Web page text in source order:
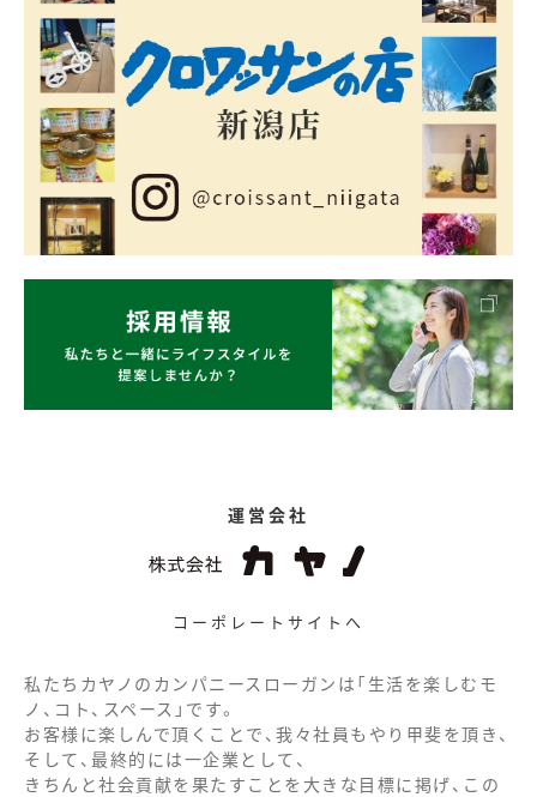
運営会社
コーポレートサイトへ
私たちカヤノのカンパニースローガンは「生活を楽しむモ
ノ、コト、スペース」です。
お客様に楽しんで頂くことで、我々社員もやり甲斐を頂き、
そして、最終的には一企業として、
きちんと社会貢献を果たすことを大きな目標に掲げ、この